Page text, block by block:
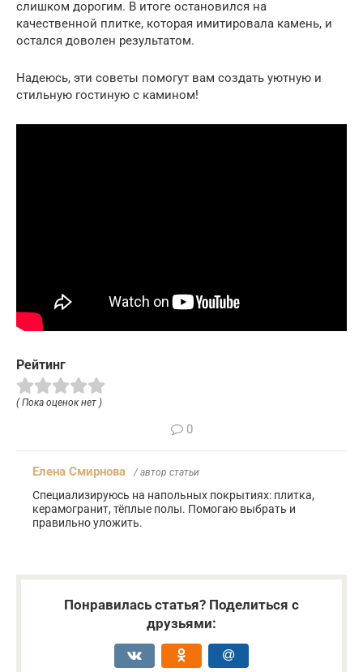
слишком дорогим. В итоге остановился на
качественной плитке, которая имитировала камень, и
остался доволен результатом.
Надеюсь, эти советы помогут вам создать уютную и
стильную гостиную с камином!
Рейтинг
( Пока оценок нет )
0
Елена Смирнова / автор статьи
Специализируюсь на напольных покрытиях: плитка,
керамогранит, тёплые полы. Помогаю выбрать и
правильно уложить.
Понравилась статья? Поделиться с
друзьями: